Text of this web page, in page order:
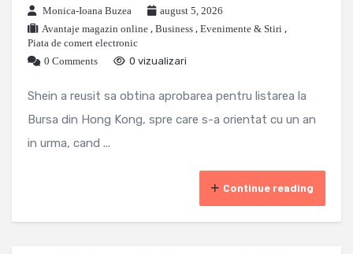
Monica-Ioana Buzea
august 5, 2026
Avantaje magazin online , Business , Evenimente & Stiri ,
Piata de comert electronic
0 Comments
0 vizualizari
Shein a reusit sa obtina aprobarea pentru listarea la
Bursa din Hong Kong, spre care s-a orientat cu un an
in urma, cand ...
Continue reading